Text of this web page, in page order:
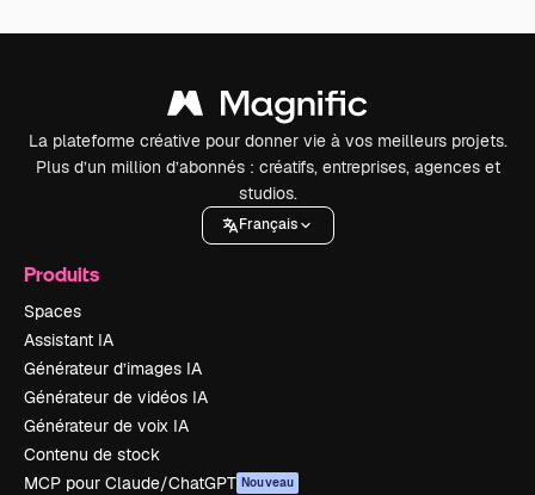
La plateforme créative pour donner vie à vos meilleurs projets.
Plus d’un million d’abonnés : créatifs, entreprises, agences et
studios.
Français
Produits
Spaces
Assistant IA
Générateur d’images IA
Générateur de vidéos IA
Générateur de voix IA
Contenu de stock
MCP pour Claude/ChatGPT Nouveau